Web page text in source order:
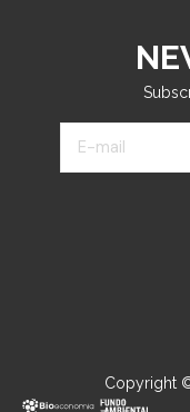
Copyright